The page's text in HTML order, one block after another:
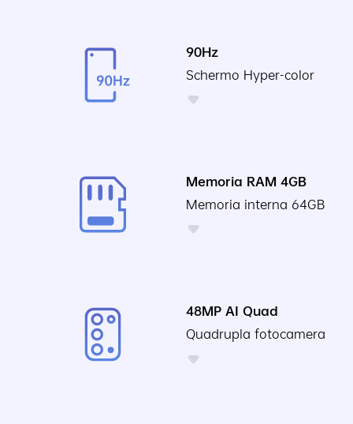
90Hz
Schermo Hyper-color
Memoria RAM 4GB
Memoria interna 64GB
48MP AI Quad
Quadrupla fotocamera